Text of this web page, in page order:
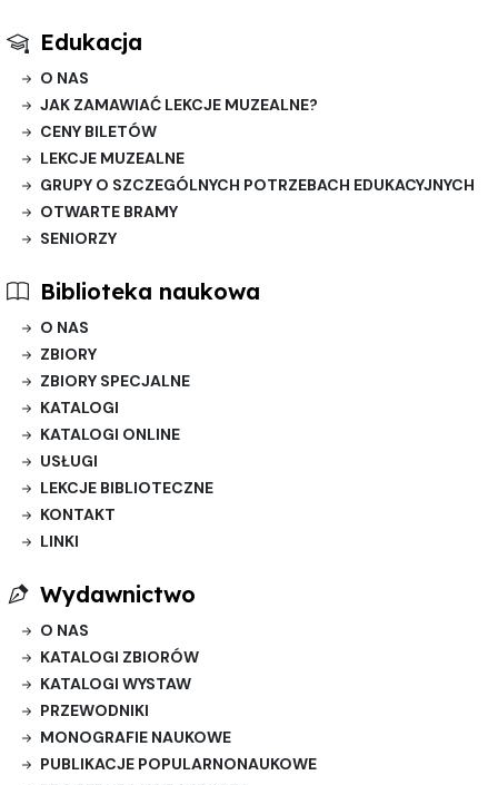
Edukacja
O NAS
JAK ZAMAWIAĆ LEKCJE MUZEALNE?
CENY BILETÓW
LEKCJE MUZEALNE
GRUPY O SZCZEGÓLNYCH POTRZEBACH EDUKACYJNYCH
OTWARTE BRAMY
SENIORZY
Biblioteka naukowa
O NAS
ZBIORY
ZBIORY SPECJALNE
KATALOGI
KATALOGI ONLINE
USŁUGI
LEKCJE BIBLIOTECZNE
KONTAKT
LINKI
Wydawnictwo
O NAS
KATALOGI ZBIORÓW
KATALOGI WYSTAW
PRZEWODNIKI
MONOGRAFIE NAUKOWE
PUBLIKACJE POPULARNONAUKOWE